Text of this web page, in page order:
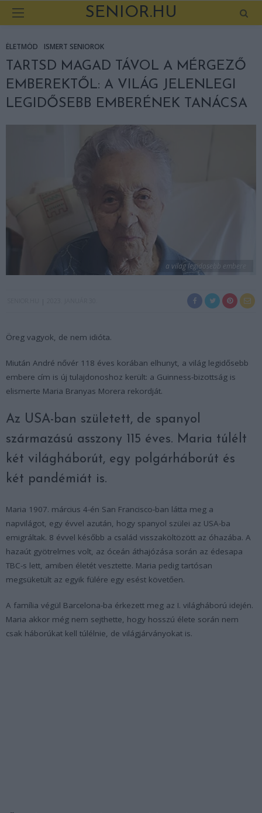
SENIOR.HU
ÉLETMÓD ISMERT SENIOROK
TARTSD MAGAD TÁVOL A MÉRGEZŐ
EMBEREKTŐL: A VILÁG JELENLEGI
LEGIDŐSEBB EMBERÉNEK TANÁCSA
a vilag legidosebb embere
Öreg vagyok, de nem idióta.
Miután André nővér 118 éves korában elhunyt, a világ legidősebb
embere cím is új tulajdonoshoz került: a Guinness-bizottság is
elismerte Maria Branyas Morera rekordját.
Az USA-ban született, de spanyol
származású asszony 115 éves. Maria túlélt
két világháborút, egy polgárháborút és
két pandémiát is.
Maria 1907. március 4-én San Francisco-ban látta meg a
napvilágot, egy évvel azután, hogy spanyol szülei az USA-ba
emigráltak. 8 évvel később a család visszaköltözött az óhazába. A
hazaút gyötrelmes volt, az óceán áthajózása során az édesapa
TBC-s lett, amiben életét vesztette. Maria pedig tartósan
megsüketült az egyik fülére egy esést követően.
A família végül Barcelona-ba érkezett meg az I. világháború idején.
Maria akkor még nem sejthette, hogy hosszú élete során nem
csak háborúkat kell túlélnie, de világjárványokat is.